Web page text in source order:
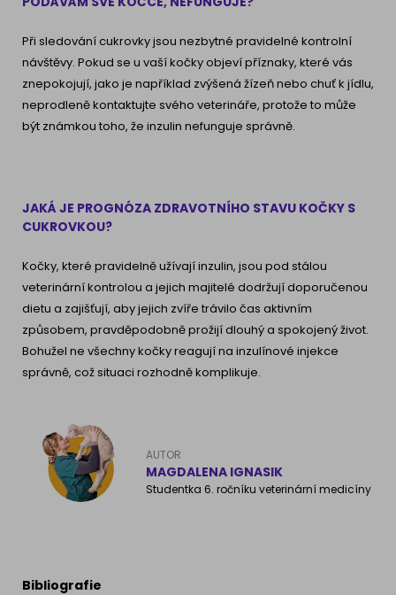
Při sledování cukrovky jsou nezbytné pravidelné kontrolní
návštěvy. Pokud se u vaší kočky objeví příznaky, které vás
znepokojují, jako je například zvýšená žízeň nebo chuť k jídlu,
neprodleně kontaktujte svého veterináře, protože to může
být známkou toho, že inzulin nefunguje správně.
JAKÁ JE PROGNÓZA ZDRAVOTNÍHO STAVU KOČKY S
CUKROVKOU?
Kočky, které pravidelně užívají inzulin, jsou pod stálou
veterinární kontrolou a jejich majitelé dodržují doporučenou
dietu a zajišťují, aby jejich zvíře trávilo čas aktivním
způsobem, pravděpodobně prožijí dlouhý a spokojený život.
Bohužel ne všechny kočky reagují na inzulínové injekce
správně, což situaci rozhodně komplikuje.
AUTOR
MAGDALENA IGNASIK
Studentka 6. ročníku veterinární medicíny
Bibliografie